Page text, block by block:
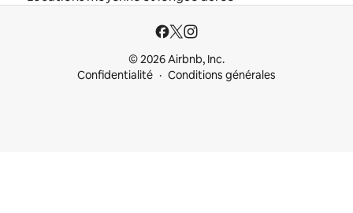
© 2026 Airbnb, Inc.
Confidentialité
Conditions générales